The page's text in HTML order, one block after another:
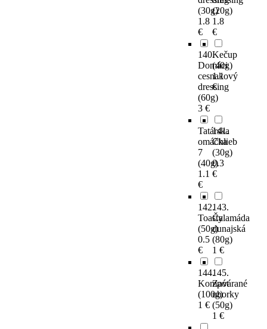
(30g)
1.8
€
(20g)
1.8
€
140.
Domáci
cesnakový
dressing
(60g)
3 €
Kečup
(40g)
1.1
€
Tatárska
omáčka
7
(40g)
1.1
€
141.
Chlieb
(30g)
0.3
€
142.
Toasty
(50g)
0.5
€
143.
Čalamáda
dunajská
(80g)
1 €
144.
Kompót
(100g)
1 €
145.
Zavárané
uhorky
(50g)
1 €